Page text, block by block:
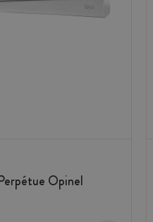
Opinel